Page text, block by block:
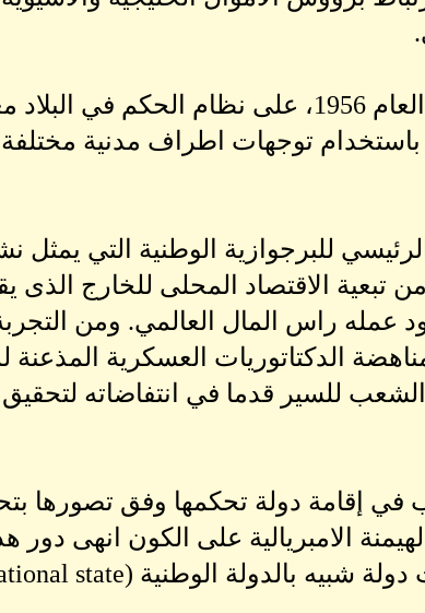
ان الطبقة العليا ظلت تهيمن، منذ العام 1956، على نظام
توجهات اطراف مدنية مختلفة
للبرجوازية الوطنية التي يمثل
من تبعية الاقتصاد المحلى للخارج
عمله راس المال العالمي. ومن
الدكتاتوريات العسكرية المذعنة
للسير قدما في انتفاضاته لتحقيق
إقامة دولة تحكمها وفق تصورها
الامبريالية على الكون انهى دور